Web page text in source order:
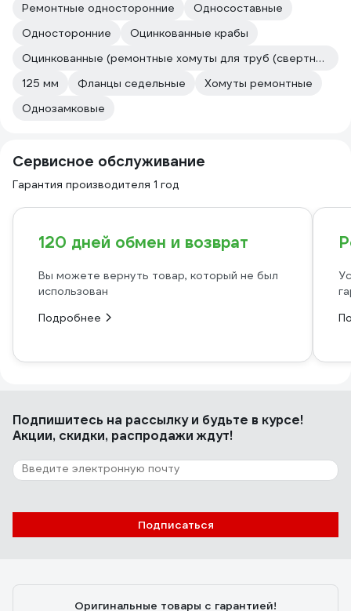
Ремонтные односторонние
Односоставные
Односторонние
Оцинкованные крабы
Оцинкованные (ремонтные хомуты для труб (свертные муфты))
125 мм
Фланцы седельные
Хомуты ремонтные
Однозамковые
Сервисное обслуживание
Гарантия производителя 1 год
120 дней обмен и возврат
Вы можете вернуть товар, который не был
использован
Подробнее
Подпишитесь на рассылкуи будьте в курсе!
Акции, скидки, распродажи ждут!
Подписаться
Оригинальные товары с гарантией!